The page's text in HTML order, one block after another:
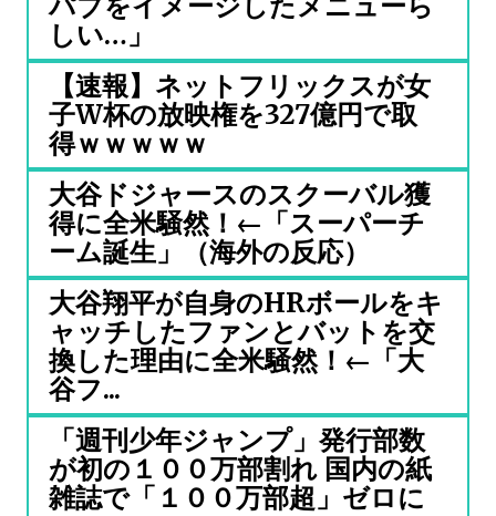
しい…」
【速報】ネットフリックスが女
子W杯の放映権を327億円で取
得ｗｗｗｗｗ
大谷ドジャースのスクーバル獲
得に全米騒然！←「スーパーチ
ーム誕生」（海外の反応）
大谷翔平が自身のHRボールをキ
ャッチしたファンとバットを交
換した理由に全米騒然！←「大
谷フ...
「週刊少年ジャンプ」発行部数
が初の１００万部割れ 国内の紙
雑誌で「１００万部超」ゼロに